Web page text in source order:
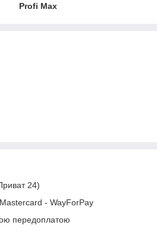
Profi Max
24)
- WayForPay
передоплатою